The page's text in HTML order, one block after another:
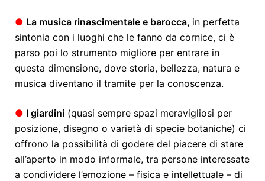
● La musica rinascimentale e barocca, in perfetta
sintonia con i luoghi che le fanno da cornice, ci è
parso poi lo strumento migliore per entrare in
questa dimensione, dove storia, bellezza, natura e
musica diventano il tramite per la conoscenza.
● I giardini (quasi sempre spazi meravigliosi per
posizione, disegno o varietà di specie botaniche) ci
offrono la possibilità di godere del piacere di stare
all’aperto in modo informale, tra persone interessate
a condividere l’emozione – fisica e intellettuale – di